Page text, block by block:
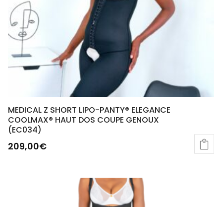
MEDICAL Z SHORT LIPO-PANTY® ELEGANCE
COOLMAX® HAUT DOS COUPE GENOUX
(EC034)
209,00€